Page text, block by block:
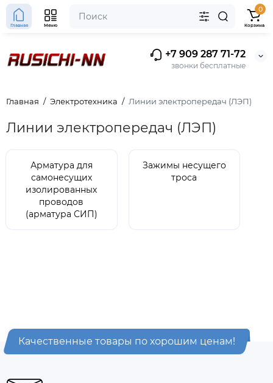
+7 909 287 71-72
звонки бесплатные
Главная Меню
0
Корзина
Главная Электротехника Линии электропередач (ЛЭП)
Линии электропередач (ЛЭП)
Арматура для
самонесущих
изолированных
проводов
(арматура СИП)
Зажимы несущего
троса
Качественные товары по хорошим ценам!